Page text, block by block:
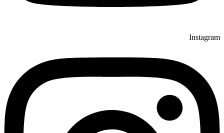
Instagram